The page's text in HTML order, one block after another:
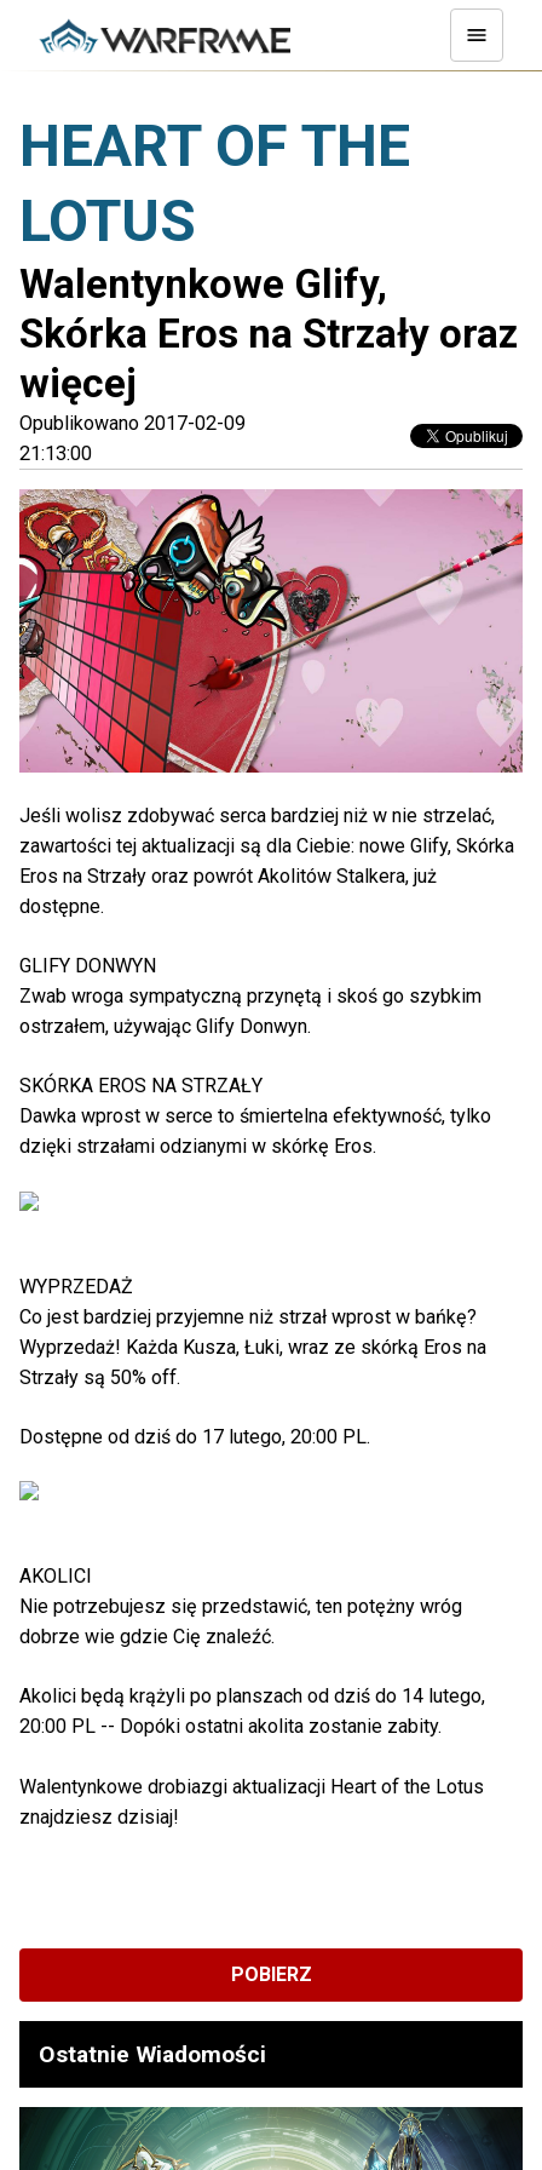
HEART OF THE
LOTUS
Walentynkowe Glify,
Skórka Eros na Strzały oraz
więcej
Opublikowano 2017-02-09
21:13:00
Jeśli wolisz zdobywać serca bardziej niż w nie strzelać,
zawartości tej aktualizacji są dla Ciebie: nowe Glify, Skórka
Eros na Strzały oraz powrót Akolitów Stalkera, już
dostępne.
GLIFY DONWYN
Zwab wroga sympatyczną przynętą i skoś go szybkim
ostrzałem, używając Glify Donwyn.
SKÓRKA EROS NA STRZAŁY
Dawka wprost w serce to śmiertelna efektywność, tylko
dzięki strzałami odzianymi w skórkę Eros.
WYPRZEDAŻ
Co jest bardziej przyjemne niż strzał wprost w bańkę?
Wyprzedaż! Każda Kusza, Łuki, wraz ze skórką Eros na
Strzały są 50% off.
Dostępne od dziś do 17 lutego, 20:00 PL.
AKOLICI
Nie potrzebujesz się przedstawić, ten potężny wróg
dobrze wie gdzie Cię znaleźć.
Akolici będą krążyli po planszach od dziś do 14 lutego,
20:00 PL -- Dopóki ostatni akolita zostanie zabity.
Walentynkowe drobiazgi aktualizacji Heart of the Lotus
znajdziesz dzisiaj!
POBIERZ
Ostatnie Wiadomości